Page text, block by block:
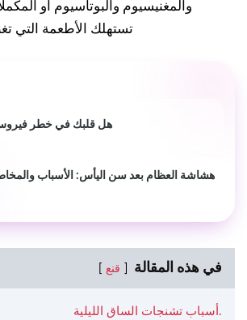
والمغنيسيوم والبوتاسيوم أو
تستهلك الأطعمة التي
هل قلبك في خطر
هشاشة العظام بعد سن اليأس: الأسباب
في هذه المقالة قنع
أسباب تشنجات الساق الليلية.